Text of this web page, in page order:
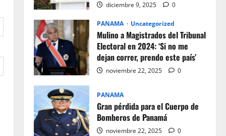
diciembre 9, 2025 0
PANAMA Uncategorized
Mulino a Magistrados del Tribunal
Electoral en 2024: ‘Si no me
dejan correr, prendo este país’
noviembre 22, 2025 0
PANAMA
Gran pérdida para el Cuerpo de
Bomberos de Panamá
noviembre 22, 2025 0